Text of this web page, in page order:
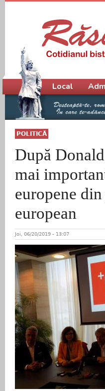
POLITICĂ
După
mai
europene
european
Joi, 06/20/2019 - 13:07
Meniu principal
Local